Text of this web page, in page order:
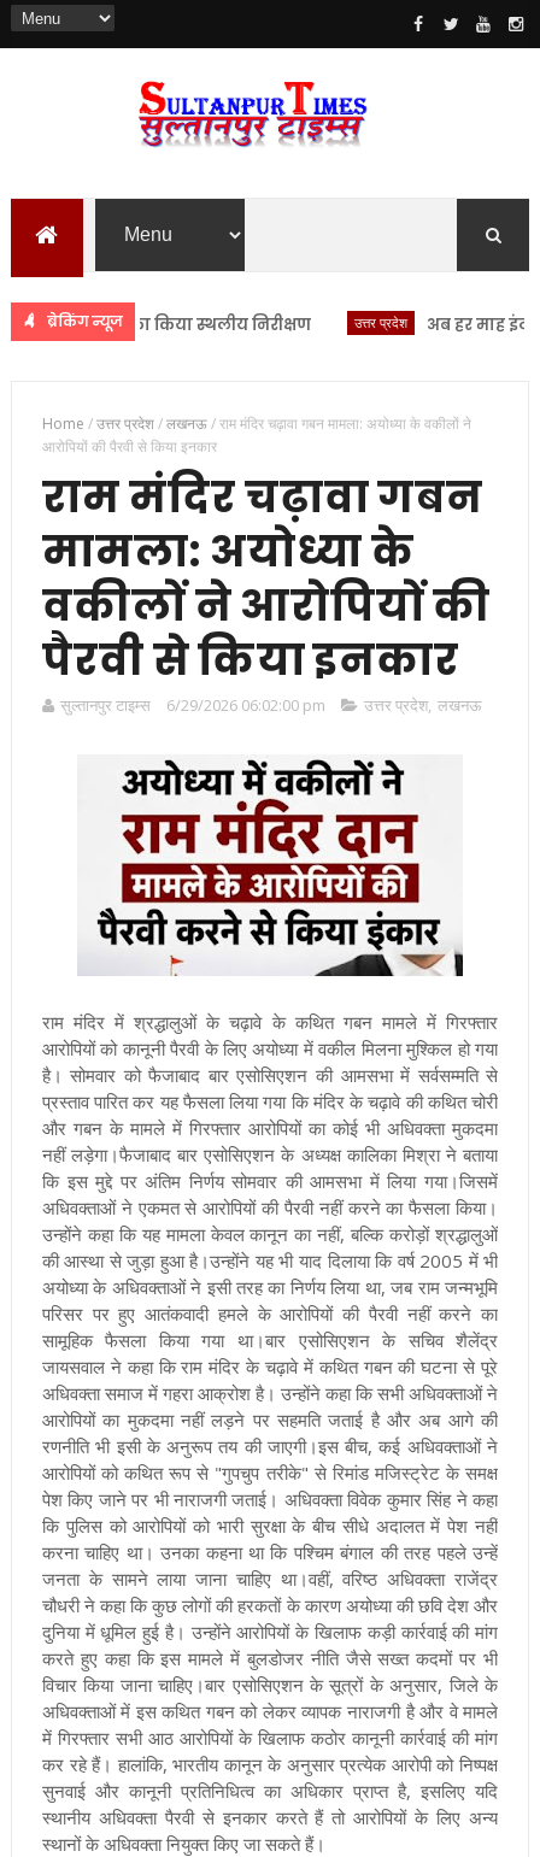
ब्रेकिंग न्यूज
सरोवरों का किया स्थलीय निरीक्षण उत्तर प्रदेश अब हर माह इंटर कॉलेज
Home /उत्तर प्रदेश/लखनऊ/राम मंदिर चढ़ावा गबन मामला: अयोध्या के वकीलों ने
आरोपियों की पैरवी से किया इनकार
राम मंदिर चढ़ावा गबन
मामला: अयोध्या के
वकीलों ने आरोपियों की
पैरवी से किया इनकार
सुल्तानपुर टाइम्स 6/29/2026 06:02:00 pm उत्तर प्रदेश, लखनऊ
राम मंदिर में श्रद्धालुओं के चढ़ावे के कथित गबन मामले में गिरफ्तार
आरोपियों को कानूनी पैरवी के लिए अयोध्या में वकील मिलना मुश्किल हो गया
है। सोमवार को फैजाबाद बार एसोसिएशन की आमसभा में सर्वसम्मति से
प्रस्ताव पारित कर यह फैसला लिया गया कि मंदिर के चढ़ावे की कथित चोरी
और गबन के मामले में गिरफ्तार आरोपियों का कोई भी अधिवक्ता मुकदमा
नहीं लड़ेगा।फैजाबाद बार एसोसिएशन के अध्यक्ष कालिका मिश्रा ने बताया
कि इस मुद्दे पर अंतिम निर्णय सोमवार की आमसभा में लिया गया।जिसमें
अधिवक्ताओं ने एकमत से आरोपियों की पैरवी नहीं करने का फैसला किया।
उन्होंने कहा कि यह मामला केवल कानून का नहीं, बल्कि करोड़ों श्रद्धालुओं
की आस्था से जुड़ा हुआ है।उन्होंने यह भी याद दिलाया कि वर्ष 2005 में भी
अयोध्या के अधिवक्ताओं ने इसी तरह का निर्णय लिया था, जब राम जन्मभूमि
परिसर पर हुए आतंकवादी हमले के आरोपियों की पैरवी नहीं करने का
सामूहिक फैसला किया गया था।बार एसोसिएशन के सचिव शैलेंद्र
जायसवाल ने कहा कि राम मंदिर के चढ़ावे में कथित गबन की घटना से पूरे
अधिवक्ता समाज में गहरा आक्रोश है। उन्होंने कहा कि सभी अधिवक्ताओं ने
आरोपियों का मुकदमा नहीं लड़ने पर सहमति जताई है और अब आगे की
रणनीति भी इसी के अनुरूप तय की जाएगी।इस बीच, कई अधिवक्ताओं ने
आरोपियों को कथित रूप से "गुपचुप तरीके" से रिमांड मजिस्ट्रेट के समक्ष
पेश किए जाने पर भी नाराजगी जताई। अधिवक्ता विवेक कुमार सिंह ने कहा
कि पुलिस को आरोपियों को भारी सुरक्षा के बीच सीधे अदालत में पेश नहीं
करना चाहिए था। उनका कहना था कि पश्चिम बंगाल की तरह पहले उन्हें
जनता के सामने लाया जाना चाहिए था।वहीं, वरिष्ठ अधिवक्ता राजेंद्र
चौधरी ने कहा कि कुछ लोगों की हरकतों के कारण अयोध्या की छवि देश और
दुनिया में धूमिल हुई है। उन्होंने आरोपियों के खिलाफ कड़ी कार्रवाई की मांग
करते हुए कहा कि इस मामले में बुलडोजर नीति जैसे सख्त कदमों पर भी
विचार किया जाना चाहिए।बार एसोसिएशन के सूत्रों के अनुसार, जिले के
अधिवक्ताओं में इस कथित गबन को लेकर व्यापक नाराजगी है और वे मामले
में गिरफ्तार सभी आठ आरोपियों के खिलाफ कठोर कानूनी कार्रवाई की मांग
कर रहे हैं। हालांकि, भारतीय कानून के अनुसार प्रत्येक आरोपी को निष्पक्ष
सुनवाई और कानूनी प्रतिनिधित्व का अधिकार प्राप्त है, इसलिए यदि
स्थानीय अधिवक्ता पैरवी से इनकार करते हैं तो आरोपियों के लिए अन्य
स्थानों के अधिवक्ता नियुक्त किए जा सकते हैं।